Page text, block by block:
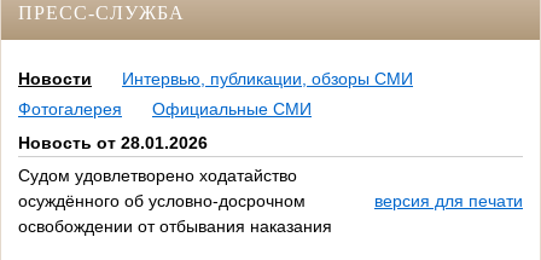
ПРЕСС-СЛУЖБА
Новости
Интервью, публикации, обзоры СМИ
Фотогалерея
Официальные СМИ
Новость от 28.01.2026
Судом удовлетворено ходатайство
осуждённого об условно-досрочном
освобождении от отбывания наказания
версия для печати